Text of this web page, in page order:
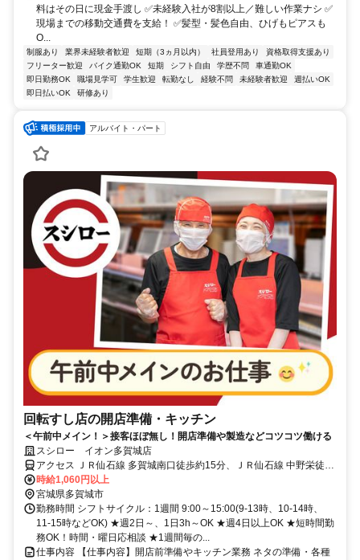
料はその日に現金手渡し ✅未経験入社が8割以上／難しい作業ナシ ✅
現場までの移動交通費を支給！ ✅髪型・髪色自由、ひげもピアスも
O...
制服あり 業界未経験者歓迎 短期（3ヵ月以内） 社員登用あり
資格取得支援あり
フリーター歓迎
バイク通勤OK 短期 シフト自由 学歴不問
車通勤OK
即日勤務OK
職場見学可 学生歓迎 転勤なし 経験不問 未経験者歓迎
週払いOK
即日払いOK
研修あり
アルバイト・パート
回転すし店の開店準備・キッチン
＜午前中メイン！＞接客ほぼ無し！開店準備や製造などコツコツ働ける
スシロー イオン多賀城店
アクセス ＪＲ仙石線 多賀城南口徒歩約15分、ＪＲ仙石線 中野栄徒歩
約28分、ＪＲ仙石線 下馬徒歩約35分
時給1,060円以上
宮城県多賀城市
勤務時間 シフトサイクル：1週間 9:00～15:00(9-13時、10-14時、
11-15時などOK) ★週2日～、1日3h～OK ★週4日以上OK ★短時間勤
務OK！時間・曜日応相談 ★1週間毎の...
仕事内容 【仕事内容】開店前準備やキッチン業務 ネタの準備・各種